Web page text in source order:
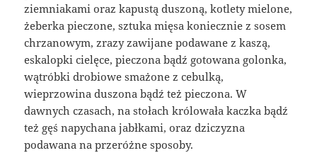
ziemniakami oraz kapustą duszoną, kotlety mielone,
żeberka pieczone, sztuka mięsa koniecznie z sosem
chrzanowym, zrazy zawijane podawane z kaszą,
eskalopki cielęce, pieczona bądź gotowana golonka,
wątróbki drobiowe smażone z cebulką,
wieprzowina duszona bądź też pieczona. W
dawnych czasach, na stołach królowała kaczka bądź
też gęś napychana jabłkami, oraz dziczyzna
podawana na przeróżne sposoby.